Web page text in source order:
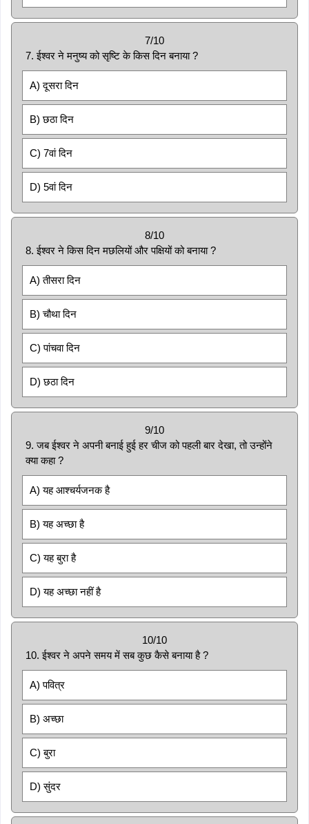
7/10
7. ईश्वर ने मनुष्य को सृष्टि के किस दिन बनाया ?
A) दूसरा दिन
B) छठा दिन
C) 7वां दिन
D) 5वां दिन
8/10
8. ईश्वर ने किस दिन मछलियों और पक्षियों को बनाया ?
A) तीसरा दिन
B) चौथा दिन
C) पांचवा दिन
D) छठा दिन
9/10
9. जब ईश्वर ने अपनी बनाई हुई हर चीज को पहली बार देखा, तो उन्होंने
क्या कहा ?
A) यह आश्चर्यजनक है
B) यह अच्छा है
C) यह बुरा है
D) यह अच्छा नहीं है
10/10
10. ईश्वर ने अपने समय में सब कुछ कैसे बनाया है ?
A) पवित्र
B) अच्छा
C) बुरा
D) सुंदर